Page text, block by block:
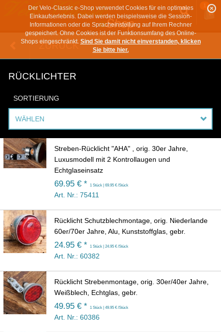
Der Velo-Classic e-Shop verwendet Cookies für ein optimales
Einkaufserlebnis. Dabei werden beispielsweise die Session-
Informationen oder die Spracheinstellung auf Ihrem Rechner
gespeichert. Ohne Cookies ist der Funktionsumfang des Online-
Shops eingeschränkt. Sind Sie damit nicht einverstanden, klicken
Sie bitte hier.
1
ZURÜCK
RÜCKLICHTER
SORTIERUNG
WÄHLEN
Streben-Rücklicht "AHA" , orig. 30er Jahre,
Luxusmodell mit 2 Kontrollaugen und
Echtglaseinsatz
69.95 € * 1 Stück | 69.95 € /Stück
Art. Nr.: 75411
Rücklicht Schutzblechmontage, orig. Niederlande
60er/70er Jahre, Alu, Kunststoffglas, gebr.
24.95 € * 1 Stück | 24.95 € /Stück
Art. Nr.: 60382
Rücklicht Strebenmontage, orig. 30er/40er Jahre,
Weißblech, Echtglas, gebr.
49.95 € * 1 Stück | 49.95 € /Stück
Art. Nr.: 60386